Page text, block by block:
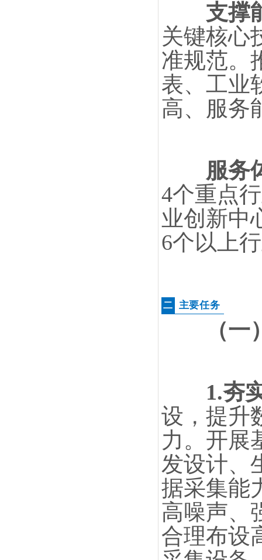
支撑
关键核心
准规范。
表、工业
高、服务
服务
4个重点
业创新中
6个以上
二 主要任务
（
1.夯
设，提升
力。开展
发设计、
据采集能
高噪声、
合理布设